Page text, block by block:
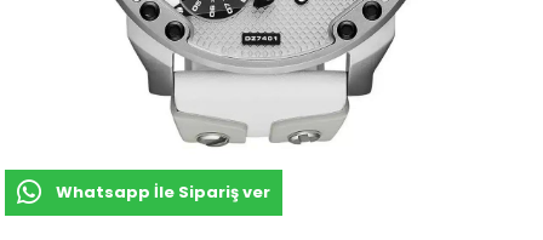
Whatsapp İle Sipariş ver